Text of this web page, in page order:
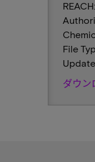
File
ダウン